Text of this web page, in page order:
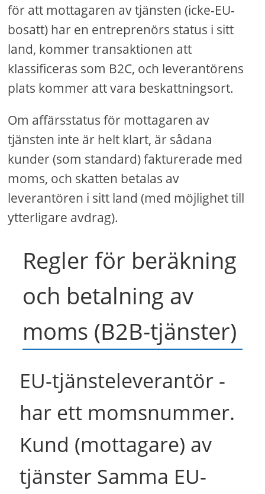
för att mottagaren av tjänsten (icke-EU-
bosatt) har en entreprenörs status i sitt
land, kommer transaktionen att
klassificeras som B2C, och leverantörens
plats kommer att vara beskattningsort.
Om affärsstatus för mottagaren av
tjänsten inte är helt klart, är sådana
kunder (som standard) fakturerade med
moms, och skatten betalas av
leverantören i sitt land (med möjlighet till
ytterligare avdrag).
Regler för beräkning
och betalning av
moms (B2B-tjänster)
EU-tjänsteleverantör -
har ett momsnummer.
Kund (mottagare) av
tjänster Samma EU-